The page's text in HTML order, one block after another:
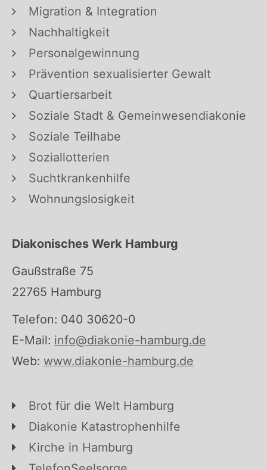
Migration & Integration
Nachhaltigkeit
Personalgewinnung
Prävention sexualisierter Gewalt
Quartiersarbeit
Soziale Stadt & Gemeinwesendiakonie
Soziale Teilhabe
Soziallotterien
Suchtkrankenhilfe
Wohnungslosigkeit
Diakonisches Werk Hamburg
Gaußstraße 75
22765 Hamburg
Telefon: 040 30620-0
E-Mail: info@diakonie-hamburg.de
Web: www.diakonie-hamburg.de
Brot für die Welt Hamburg
Diakonie Katastrophenhilfe
Kirche in Hamburg